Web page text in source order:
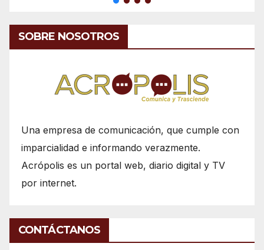
SOBRE NOSOTROS
Una empresa de comunicación, que cumple con
imparcialidad e informando verazmente.
Acrópolis es un portal web, diario digital y TV
por internet.
CONTÁCTANOS